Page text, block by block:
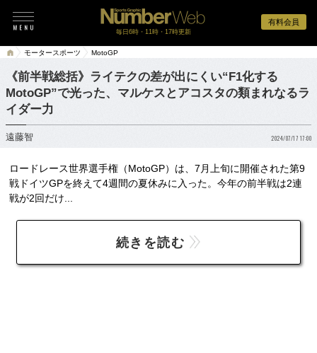
有料会員
毎日6時・11時・17時更新
モータースポーツ MotoGP
《前半戦総括》ライテクの差が出にくい“F1化する
MotoGP”で光った、マルケスとアコスタの類まれなるラ
イダー力
遠藤智 2024/07/17 17:00
ロードレース世界選手権（MotoGP）は、7月上旬に開催された第9
戦ドイツGPを終えて4週間の夏休みに入った。今年の前半戦は2連
戦が2回だけ...
続きを読む